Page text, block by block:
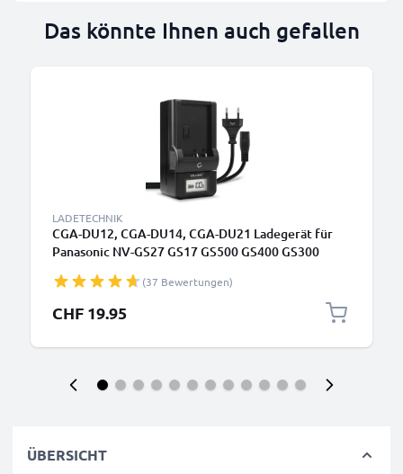
Das könnte Ihnen auch gefallen
LADETECHNIK
CGA-DU12, CGA-DU14, CGA-DU21 Ladegerät für
Panasonic NV-GS27 GS17 GS500 GS400 GS300
(37 Bewertungen)
CHF 19.95
ÜBERSICHT